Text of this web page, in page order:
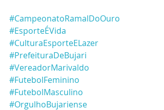
#CampeonatoRamalDoOuro
#EsporteÉVida
#CulturaEsporteELazer
#PrefeituraDeBujari
#VereadorMarivaldo
#FutebolFeminino
#FutebolMasculino
#OrgulhoBujariense